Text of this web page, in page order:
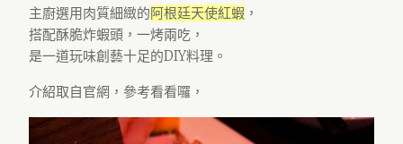
主廚選用肉質細緻的阿根廷天使紅蝦 ，
搭配酥脆炸蝦頭，一烤兩吃，
是一道玩味創藝十足的DIY料理。
介紹取自官網，參考看看囉，